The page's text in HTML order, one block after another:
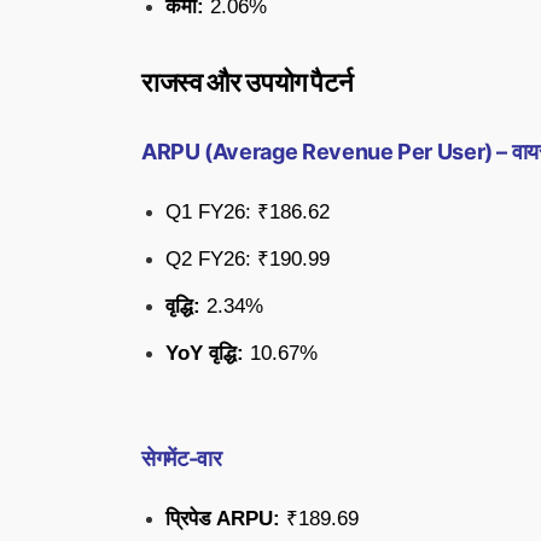
कमी: 2.06%
राजस्व और उपयोग पैटर्न
ARPU (Average Revenue Per User) –
Q1 FY26: ₹186.62
Q2 FY26: ₹190.99
वृद्धि: 2.34%
YoY वृद्धि: 10.67%
सेगमेंट-वार
प्रिपेड ARPU: ₹189.69